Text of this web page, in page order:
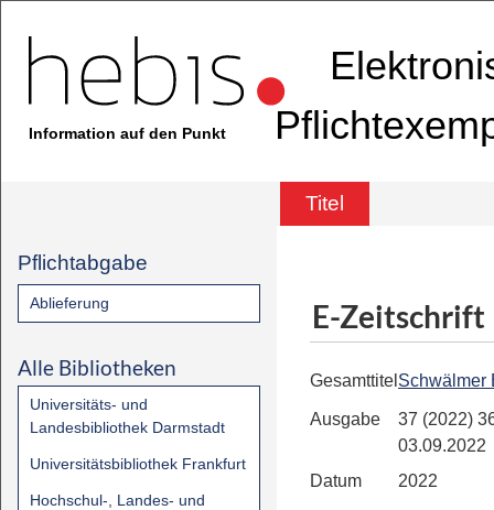
Information auf den Punkt
Titel
Pflichtabgabe
Ablieferung
Alle Bibliotheken
Universitäts- und
Landesbibliothek Darmstadt
Universitätsbibliothek Frankfurt
Hochschul-, Landes- und
E-Zeitschrift
Gesamttitel Schwälmer
Ausgabe
37 (2022)
03.09.2022
Datum
2022